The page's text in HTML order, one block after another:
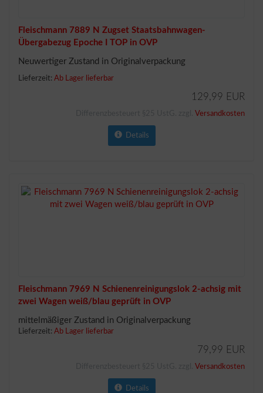
Fleischmann 7889 N Zugset Staatsbahnwagen-
Übergabezug Epoche I TOP in OVP
Neuwertiger Zustand in Originalverpackung
Lieferzeit: Ab Lager lieferbar
129,99 EUR
Versandkosten
Details
Fleischmann 7969 N Schienenreinigungslok 2-achsig mit
zwei Wagen weiß/blau geprüft in OVP
mittelmäßiger Zustand in Originalverpackung
Lieferzeit: Ab Lager lieferbar
79,99 EUR
Versandkosten
Details